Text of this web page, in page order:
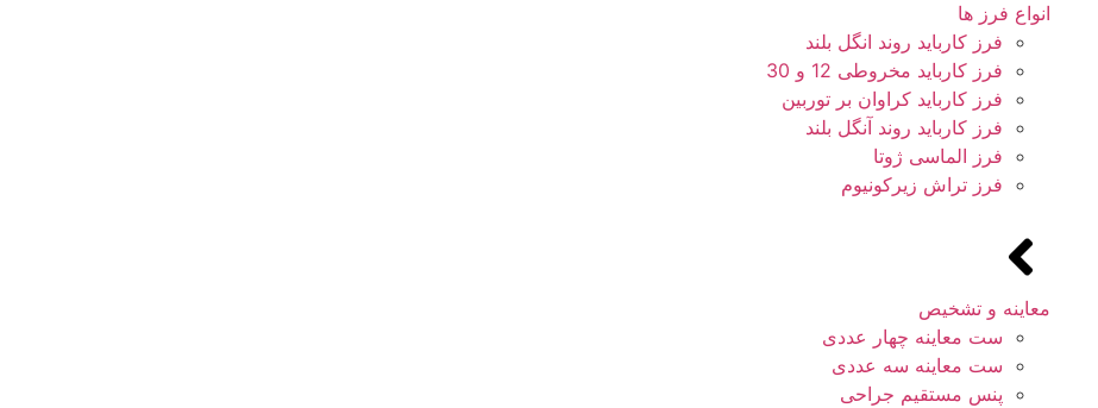
انواع فرز ها
فرز کارباید روند انگل بلند
فرز کارباید مخروطی 12 و 30
فرز کارباید کراوان بر توربین
فرز کارباید روند آنگل بلند
فرز الماسی ژوتا
فرز تراش زیرکونیوم
معاینه و تشخیص
ست معاینه چهار عددی
ست معاینه سه عددی
پنس مستقیم جراحی